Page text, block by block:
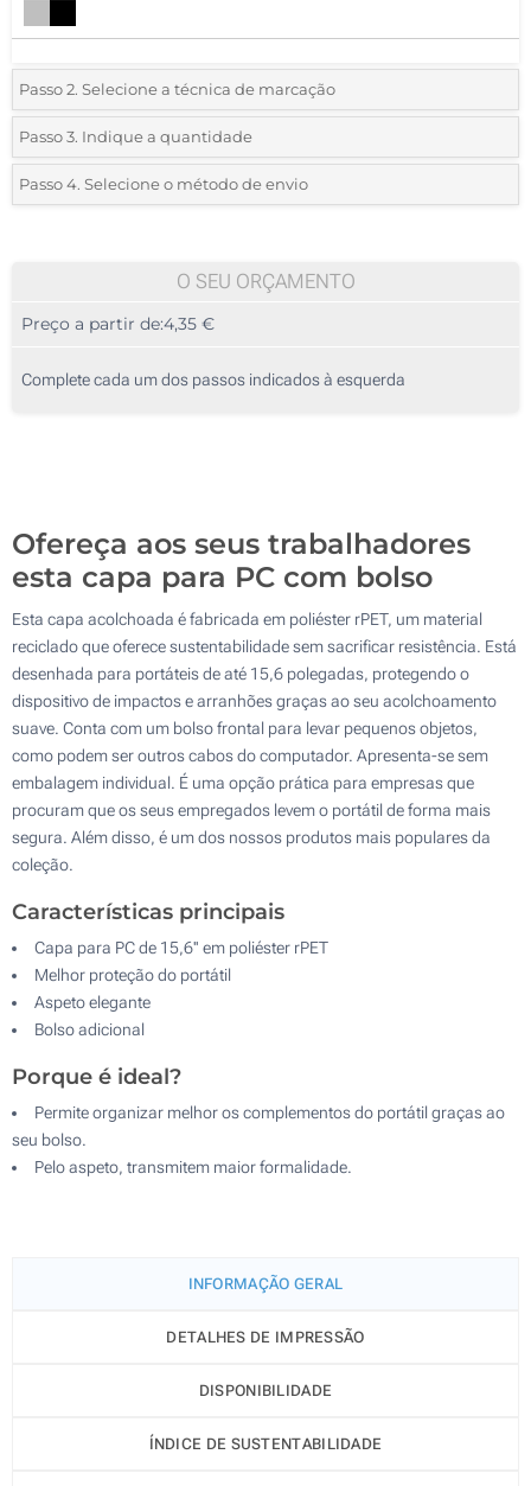
Passo 2. Selecione a técnica de marcação
*Selecione o tipo de marcação e as cores do logotipo:
1 Cor (Num lado)
Passo 3. Indique a quantidade
*Quantidade mínima:10
20
50
Passo 4. Selecione o método de envio
O SEU ORÇAMENTO
Preço a partir de:4,35 €
Complete cada um dos passos indicados à esquerda
Ofereça aos seus trabalhadores
esta capa para PC com bolso
Esta capa acolchoada é fabricada em poliéster rPET, um material
reciclado que oferece sustentabilidade sem sacrificar resistência. Está
desenhada para portáteis de até 15,6 polegadas, protegendo o
dispositivo de impactos e arranhões graças ao seu acolchoamento
suave. Conta com um bolso frontal para levar pequenos objetos,
como podem ser outros cabos do computador. Apresenta-se sem
embalagem individual. É uma opção prática para empresas que
procuram que os seus empregados levem o portátil de forma mais
segura. Além disso, é um dos nossos produtos mais populares da
coleção.
Características principais
Capa para PC de 15,6'' em poliéster rPET
Melhor proteção do portátil
Aspeto elegante
Bolso adicional
Porque é ideal?
Permite organizar melhor os complementos do portátil graças ao
seu bolso.
Pelo aspeto, transmitem maior formalidade.
INFORMAÇÃO GERAL
DETALHES DE IMPRESSÃO
DISPONIBILIDADE
ÍNDICE DE SUSTENTABILIDADE